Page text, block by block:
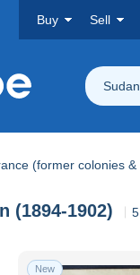
Buy Sell
(former colonies
(1894-1902)
New